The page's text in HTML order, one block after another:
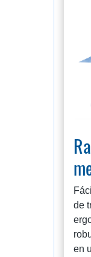
de
en